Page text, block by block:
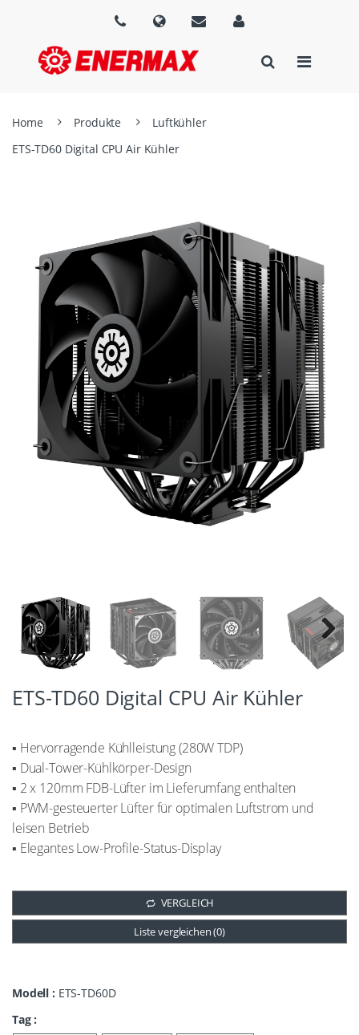
Home Produkte
Luftkühler
ETS-TD60 Digital CPU Air Kühler
Next
ETS-TD60 Digital CPU Air Kühler
▪ Hervorragende Kühlleistung (280W TDP)
▪ Dual-Tower-Kühlkörper-Design
▪ 2 x 120mm FDB-Lüfter im Lieferumfang enthalten
▪ PWM-gesteuerter Lüfter für optimalen Luftstrom und
leisen Betrieb
▪ Elegantes Low-Profile-Status-Display
VERGLEICH
Liste vergleichen (0)
Modell : ETS-TD60D
Tag :